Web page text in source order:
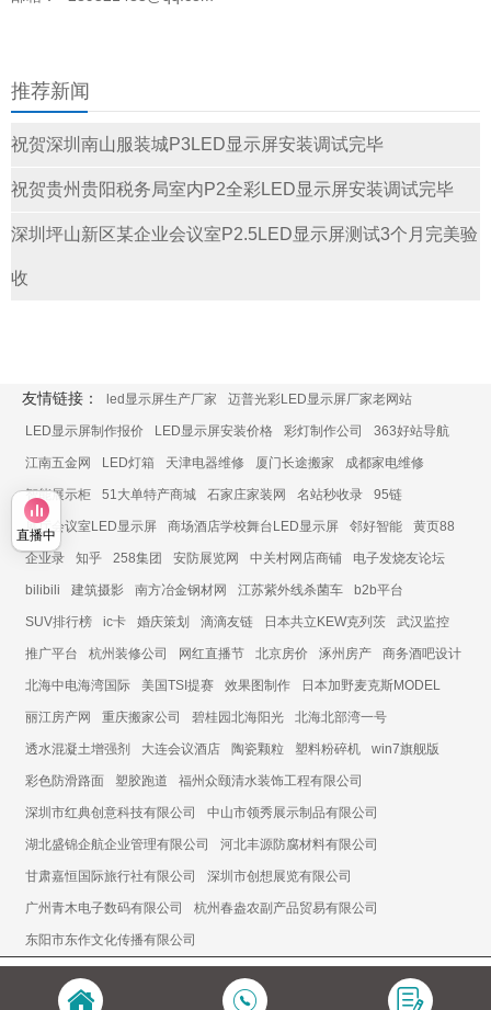
推荐新闻
祝贺深圳南山服装城P3LED显示屏安装调试完毕
祝贺贵州贵阳税务局室内P2全彩LED显示屏安装调试完毕
深圳坪山新区某企业会议室P2.5LED显示屏测试3个月完美验
收
友情链接： led显示屏生产厂家 迈普光彩LED显示屏厂家老网站
LED显示屏制作报价 LED显示屏安装价格 彩灯制作公司 363好站导航
江南五金网 LED灯箱 天津电器维修 厦门长途搬家 成都家电维修
智能展示柜 51大单特产商城 石家庄家装网 名站秒收录 95链
展厅会议室LED显示屏 商场酒店学校舞台LED显示屏 邻好智能 黄页88
企业录 知乎 258集团 安防展览网 中关村网店商铺 电子发烧友论坛
bilibili 建筑摄影 南方冶金钢材网 江苏紫外线杀菌车 b2b平台
SUV排行榜 ic卡 婚庆策划 滴滴友链 日本共立KEW克列茨 武汉监控
推广平台 杭州装修公司 网红直播节 北京房价 涿州房产 商务酒吧设计
北海中电海湾国际 美国TSI提赛 效果图制作 日本加野麦克斯MODEL
丽江房产网 重庆搬家公司 碧桂园北海阳光 北海北部湾一号
透水混凝土增强剂 大连会议酒店 陶瓷颗粒 塑料粉碎机 win7旗舰版
彩色防滑路面 塑胶跑道 福州众颐清水装饰工程有限公司
深圳市红典创意科技有限公司 中山市领秀展示制品有限公司
湖北盛锦企航企业管理有限公司 河北丰源防腐材料有限公司
甘肃嘉恒国际旅行社有限公司 深圳市创想展览有限公司
广州青木电子数码有限公司 杭州春盎农副产品贸易有限公司
东阳市东作文化传播有限公司
直播中